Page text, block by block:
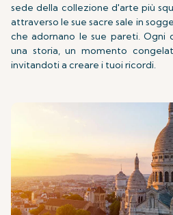
sede della collezione d'arte più
attraverso le sue sacre sale in
che adornano le sue pareti. Ogni
una storia, un momento
invitandoti a creare i tuoi ricordi.